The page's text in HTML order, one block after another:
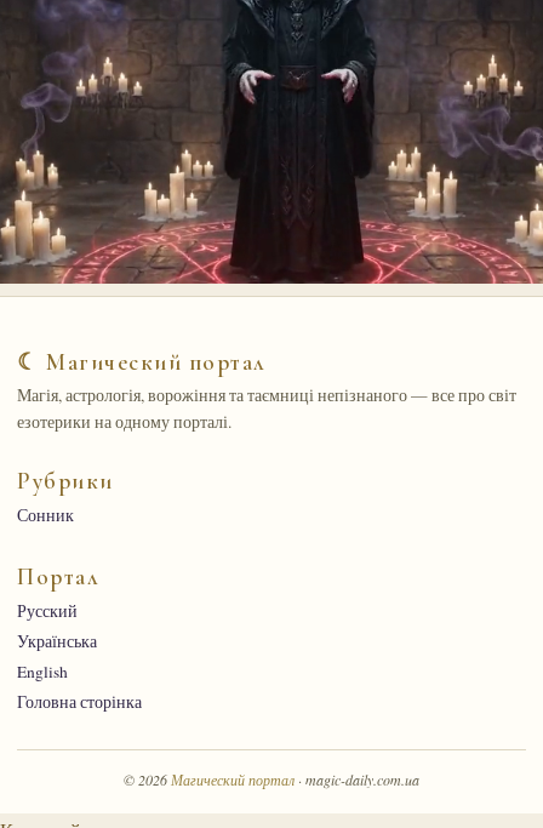
☾ Магический портал
Магія, астрологія, ворожіння та таємниці непізнаного — все про світ
езотерики на одному порталі.
Рубрики
Сонник
Портал
Русский
Українська
English
Головна сторінка
© 2026 Магический портал · magic-daily.com.ua